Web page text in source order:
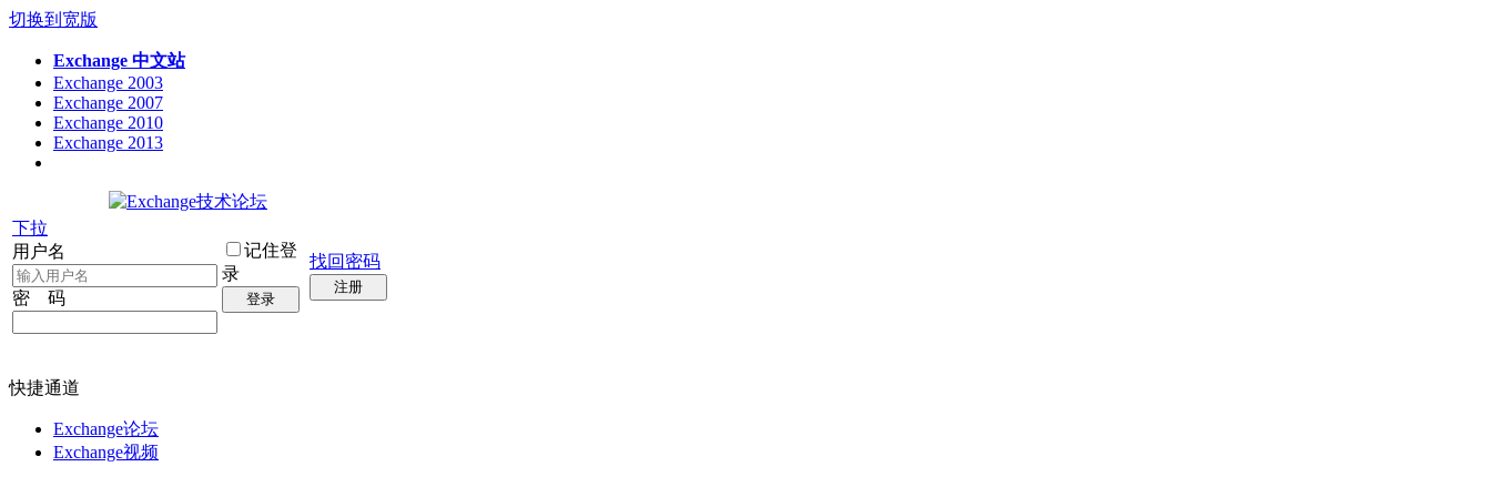
切换到宽版
Exchange 中文站
Exchange 2003
Exchange 2007
Exchange 2010
Exchange 2013
下拉
用户名
密 码
记住登
录
登录
找回密码
注册
快捷通道
Exchange论坛
Exchange视频